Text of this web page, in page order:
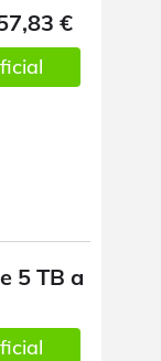
€
5 TB a